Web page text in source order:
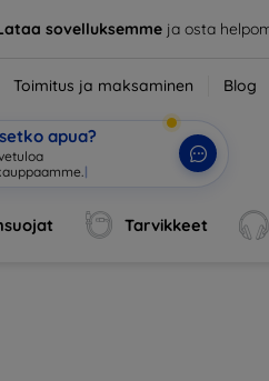
sovelluksemmeja osta
Toimitus ja maksaminen Blog
apua?
Tarvikkeet